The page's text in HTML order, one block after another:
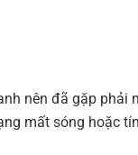
nên đã gặp phải
mất sóng hoặc